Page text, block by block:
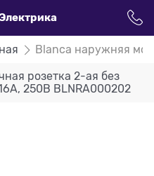
Blanca наружняя
розетка 2-ая без
250В BLNRA000202